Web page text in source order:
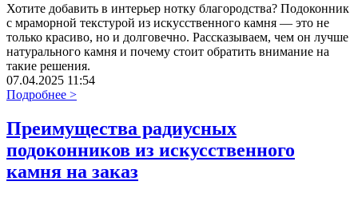
Хотите добавить в интерьер нотку благородства? Подоконник
с мраморной текстурой из искусственного камня — это не
только красиво, но и долговечно. Рассказываем, чем он лучше
натурального камня и почему стоит обратить внимание на
такие решения.
07.04.2025 11:54
Подробнее >
Преимущества радиусных
подоконников из искусственного
камня на заказ